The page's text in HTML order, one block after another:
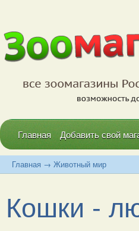
Главная Добавить свой
Главная → Животный мир
Кошки -